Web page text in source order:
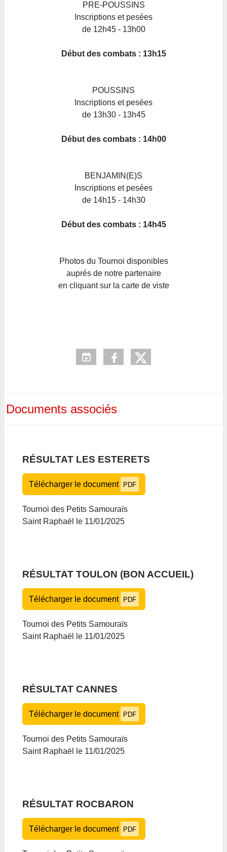
PRE-POUSSINS
Inscriptions et pesées
de 12h45 - 13h00
Début des combats : 13h15
POUSSINS
Inscriptions et pesées
de 13h30 - 13h45
Début des combats : 14h00
BENJAMIN(E)S
Inscriptions et pesées
de 14h15 - 14h30
Début des combats : 14h45
Photos du Tournoi disponibles
auprés de notre partenaire
en cliquant sur la carte de viste
Documents associés
RÉSULTAT LES ESTERETS
Télécharger le document PDF
Tournoi des Petits Samouraïs
Saint Raphaël le 11/01/2025
RÉSULTAT TOULON (BON ACCUEIL)
Télécharger le document PDF
Tournoi des Petits Samouraïs
Saint Raphaël le 11/01/2025
RÉSULTAT CANNES
Télécharger le document PDF
Tournoi des Petits Samouraïs
Saint Raphaël le 11/01/2025
RÉSULTAT ROCBARON
Télécharger le document PDF